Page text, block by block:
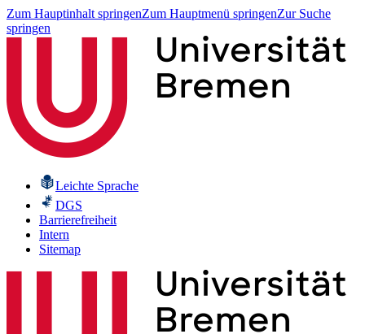
Zum Hauptinhalt springenZum Hauptmenü springenZur Suche
springen
Leichte Sprache
DGS
Barrierefreiheit
Intern
Sitemap